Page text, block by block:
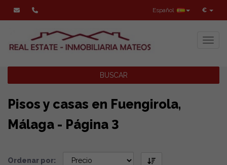
€
Español
BUSCAR
Pisos y casas en Fuengirola,
Málaga - Página 3
Ordenar por: